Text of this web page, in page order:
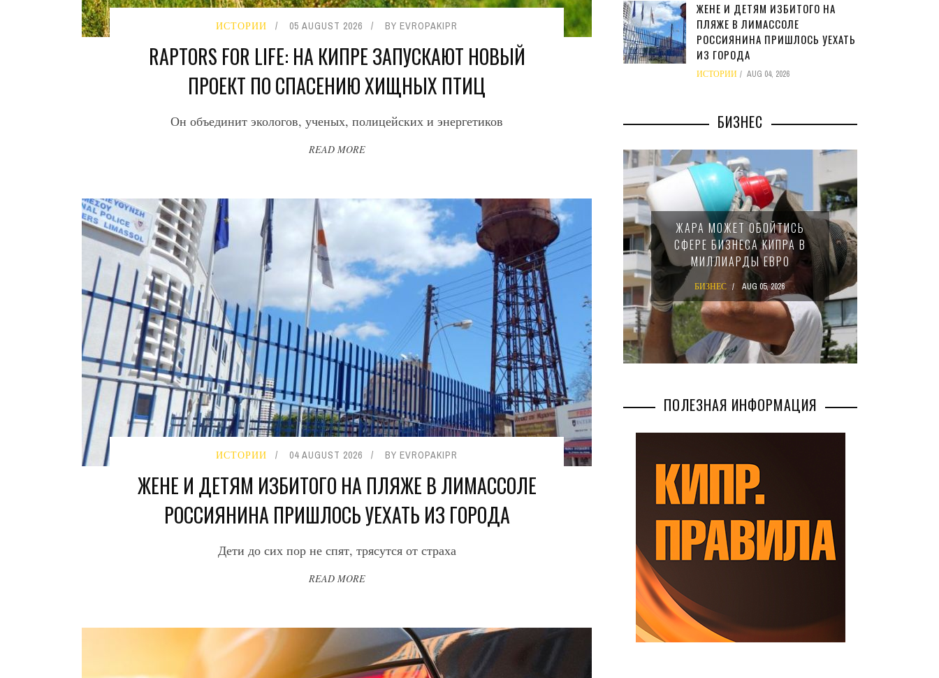
ИСТОРИИ 05 AUGUST 2026 BY EVROPAKIPR
RAPTORS FOR LIFE: НА КИПРЕ ЗАПУСКАЮТ НОВЫЙ
ПРОЕКТ ПО СПАСЕНИЮ ХИЩНЫХ ПТИЦ
Он объединит экологов, ученых, полицейских и энергетиков
READ MORE
ИСТОРИИ 04 AUGUST 2026 BY EVROPAKIPR
ЖЕНЕ И ДЕТЯМ ИЗБИТОГО НА ПЛЯЖЕ В ЛИМАССОЛЕ
РОССИЯНИНА ПРИШЛОСЬ УЕХАТЬ ИЗ ГОРОДА
Дети до сих пор не спят, трясутся от страха
READ MORE
ЖЕНЕ И ДЕТЯМ ИЗБИТОГО НА
ПЛЯЖЕ В ЛИМАССОЛЕ
РОССИЯНИНА ПРИШЛОСЬ УЕХАТЬ
ИЗ ГОРОДА
ИСТОРИИ AUG 04, 2026
БИЗНЕС
В 2028 ГОДУ ENI НАЧНЕТ
ДОБЫЧУ ГАЗА НА
МЕСТОРОЖДЕНИИ KRONOS
НА КИПРСКОМ ШЕЛЬФЕ
БИЗНЕС JUL 28, 2026
ЖАРА МОЖЕТ ОБОЙТИСЬ
СФЕРЕ БИЗНЕСА КИПРА В
МИЛЛИАРДЫ ЕВРО
БИЗНЕС AUG 05, 2026
ПОЛЕЗНАЯ ИНФОРМАЦИЯ